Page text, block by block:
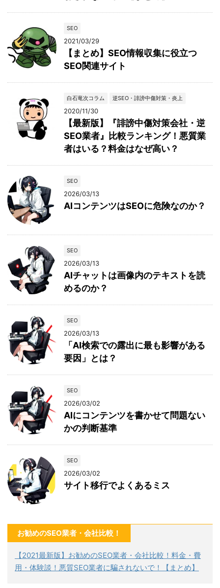
SEO
2021/03/29
【まとめ】SEO情報収集に役立つ
SEO関連サイト
白石竜次コラム 逆SEO・誹謗中傷対策・炎上
2020/11/30
【最新版】『誹謗中傷対策会社・逆
SEO業者』比較ランキング！悪質業
者はいる？料金はなぜ高い？
SEO
2026/03/13
AIコンテンツはSEOに危険なのか？
SEO
2026/03/13
AIチャットは画像内のテキストを読
めるのか？
SEO
2026/03/13
「AI検索での露出に最も影響がある
要因」とは？
SEO
2026/03/02
AIにコンテンツを書かせて問題ない
かの判断基準
SEO
2026/03/02
サイト移行でよくあるミス
お勧めのSEO業者・会社比較！
【2021最新版】お勧めのSEO業者・会社比較！料金・費
用・体験談！悪質SEO業者に騙されないで！【まとめ】